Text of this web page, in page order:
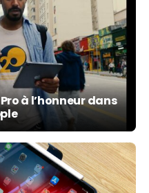
à l’honneur dans